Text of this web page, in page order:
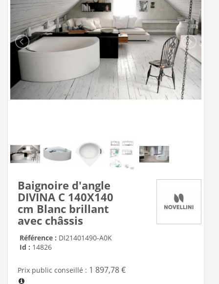
Baignoire d'angle
DIVINA C 140X140
cm Blanc brillant
avec châssis
Référence : DI21401490-A0K
Id : 14826
Prix public conseillé : 1 897,78 €